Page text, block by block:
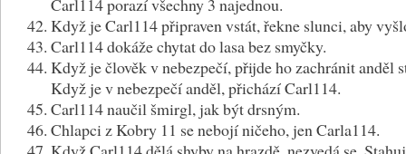
Carl114 porazí všechny 3 najednou.
Když je Carl114 připraven vstát, řekne slunci, aby
Carl114 dokáže chytat do lasa bez smyčky.
Když je člověk v nebezpečí, přijde ho zachránit anděl
Když je v nebezpečí anděl, přichází Carl114.
Carl114 naučil šmirgl, jak být drsným.
Chlapci z Kobry 11 se nebojí ničeho, jen Carla114.